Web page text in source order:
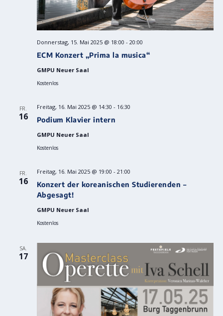
ECM Konzert „Prima la musica“
Donnerstag, 15. Mai 2025 @ 18:00 - 20:00
GMPU Neuer Saal
Kostenlos
FR.
16 Podium Klavier intern
Freitag, 16. Mai 2025 @ 14:30 - 16:30
GMPU Neuer Saal
Kostenlos
FR.
16
Konzert der koreanischen Studierenden –
Abgesagt!
Freitag, 16. Mai 2025 @ 19:00 - 21:00
GMPU Neuer Saal
Kostenlos
SA.
17